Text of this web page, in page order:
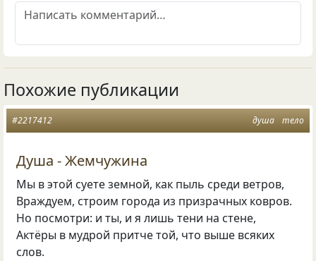
Похожие публикации
душа тело
#2217412
Душа - Жемчужина
Мы в этой суете земной, как пыль среди ветров,
Враждуем, строим города из призрачных ковров.
Но посмотри: и ты, и я лишь тени на стене,
Актёры в мудрой притче той, что выше всяких
слов.